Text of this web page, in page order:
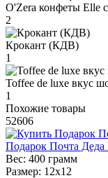
O'Zera конфеты Elle
2
Крокант (КДВ)
1
Toffee de luxe вкус
1
Похожие товары
52606
Подарок Почта Деда
Вес: 400 грамм
Размер: 12х12